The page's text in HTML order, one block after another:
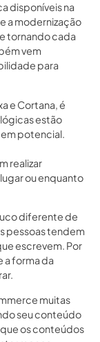
disponíveis na
a modernização
tornando cada
vem
para
e Cortana, é
estão
potencial.
realizar
ou enquanto
diferente de
pessoas tendem
escrevem. Por
a forma da
muitas
seu conteúdo
os conteúdos